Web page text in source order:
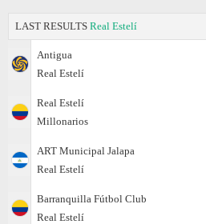
LAST RESULTS Real Estelí
Antigua
Real Estelí
Real Estelí
Millonarios
ART Municipal Jalapa
Real Estelí
Barranquilla Fútbol Club
Real Estelí